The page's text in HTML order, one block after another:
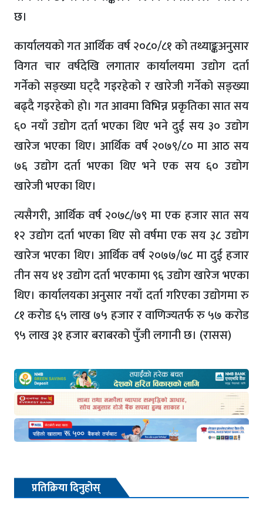
छ।
कार्यालयको गत आर्थिक वर्ष २०८०/८१ को तथ्याङ्कअनुसार
विगत चार वर्षदेखि लगातार कार्यालयमा उद्योग दर्ता
गर्नेको सङ्ख्या घट्दै गइरहेको र खारेजी गर्नेको सङ्ख्या
बढ्दै गइरहेको हो। गत आवमा विभिन्न प्रकृतिका सात सय
६० नयाँ उद्योग दर्ता भएका थिए भने दुई सय ३० उद्योग
खारेज भएका थिए। आर्थिक वर्ष २०७९/८० मा आठ सय
७६ उद्योग दर्ता भएका थिए भने एक सय ६० उद्योग
खारेजी भएका थिए।
त्यसैगरी, आर्थिक वर्ष २०७८/७९ मा एक हजार सात सय
१२ उद्योग दर्ता भएका थिए सो वर्षमा एक सय ३८ उद्योग
खारेज भएका थिए। आर्थिक वर्ष २०७७/७८ मा दुई हजार
तीन सय ४१ उद्योग दर्ता भएकामा ९६ उद्योग खारेज भएका
थिए। कार्यालयका अनुसार नयाँ दर्ता गरिएका उद्योगमा रु
८१ करोड ६५ लाख ७५ हजार र वाणिज्यतर्फ रु ५७ करोड
९५ लाख ३१ हजार बराबरको पुँजी लगानी छ। (रासस)
प्रतिक्रिया दिनुहोस्